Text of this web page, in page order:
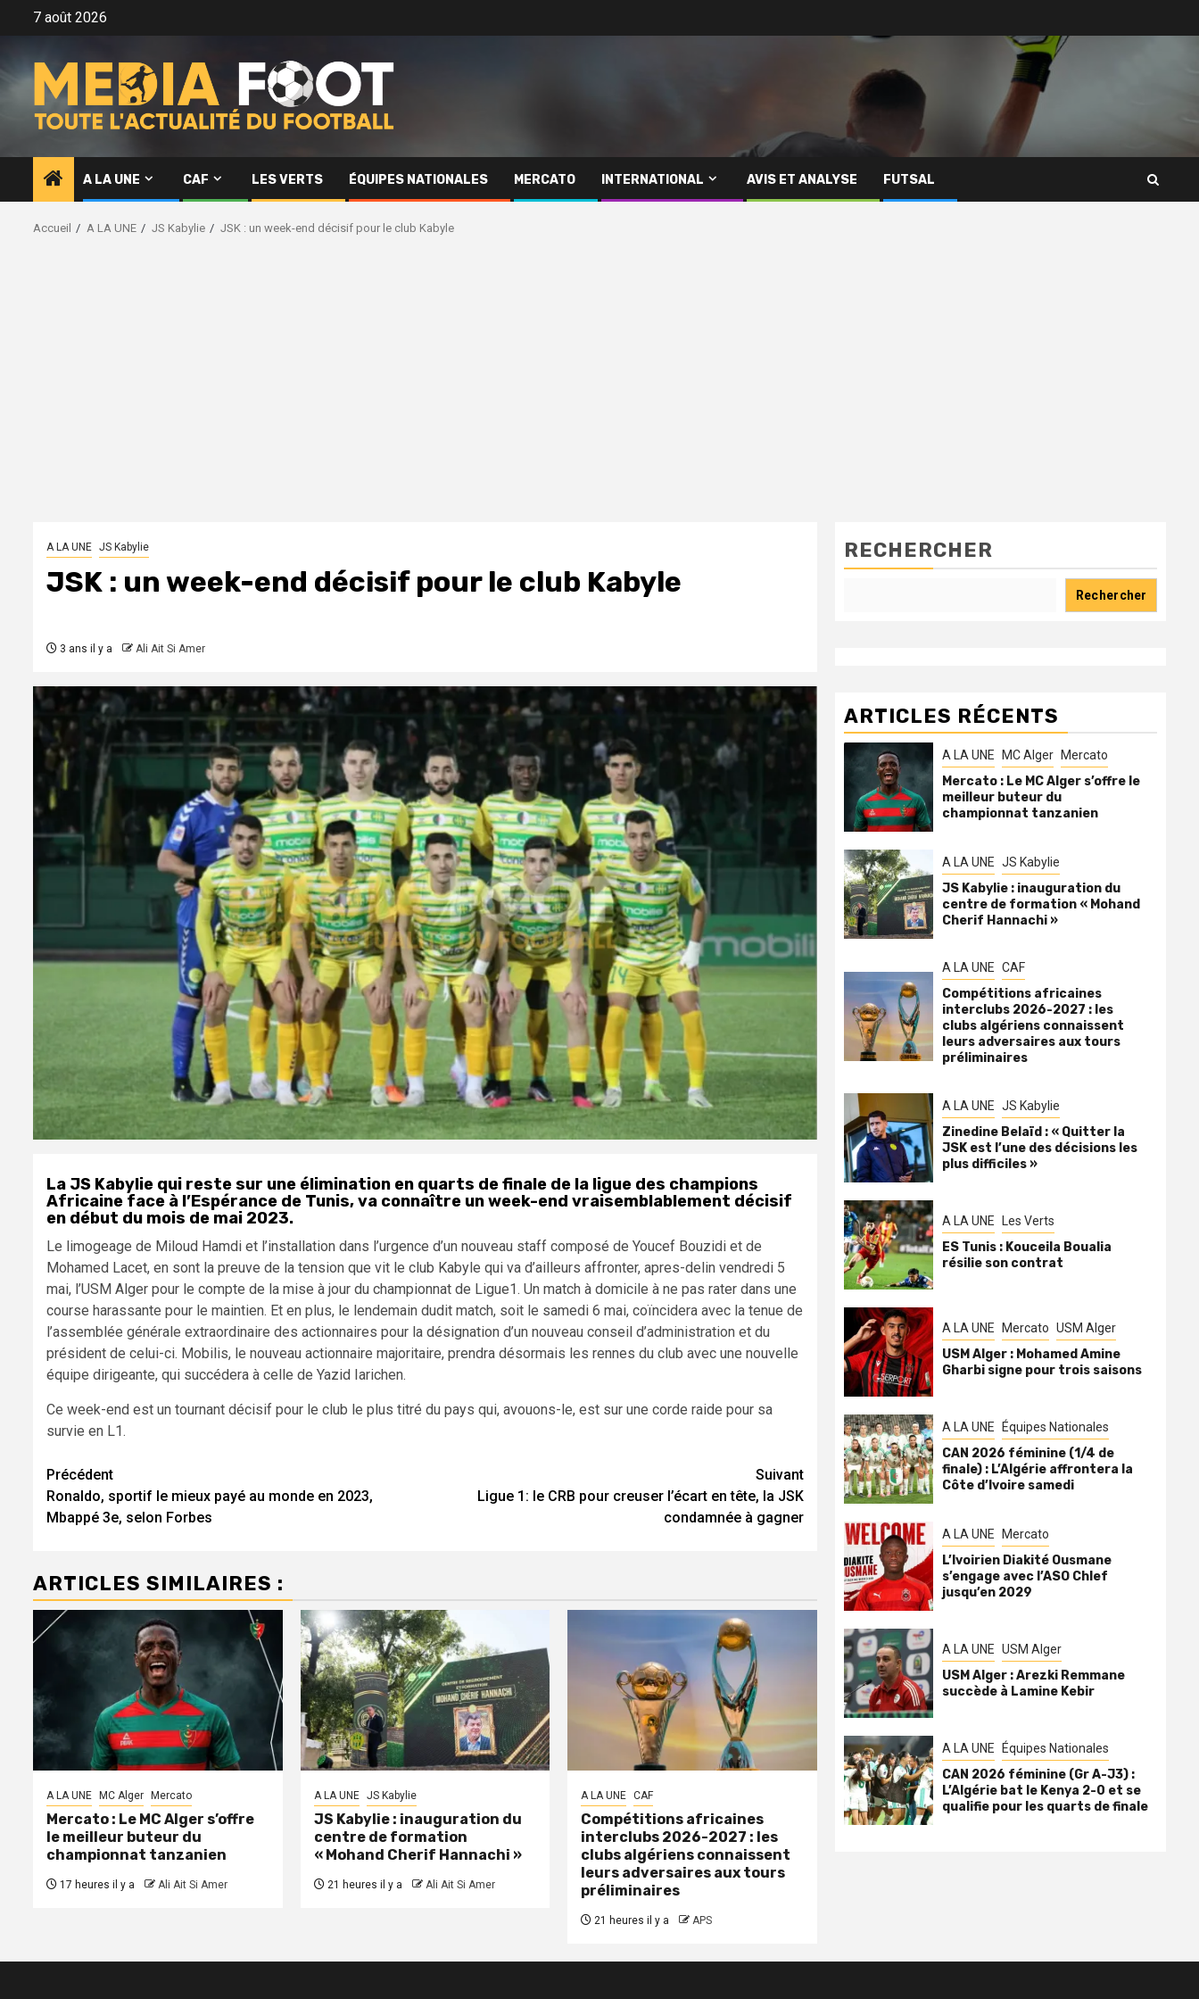
7 août 2026
A LA UNE CAF LES VERTS ÉQUIPES NATIONALES MERCATO INTERNATIONAL AVIS ET ANALYSE FUTSAL
Accueil A LA UNE JS Kabylie JSK : un week-end décisif pour le club Kabyle
A LA UNE JS Kabylie
JSK : un week-end décisif pour le club Kabyle
3 ans il y a Ali Ait Si Amer
La JS Kabylie qui reste sur une élimination en quarts de finale de la ligue des champions
Africaine face à l’Espérance de Tunis, va connaître un week-end vraisemblablement décisif
en début du mois de mai 2023.
Le limogeage de Miloud Hamdi et l’installation dans l’urgence d’un nouveau staff composé de Youcef Bouzidi et de
Mohamed Lacet, en sont la preuve de la tension que vit le club Kabyle qui va d’ailleurs affronter, apres-delin vendredi 5
mai, l’USM Alger pour le compte de la mise à jour du championnat de Ligue1. Un match à domicile à ne pas rater dans une
course harassante pour le maintien. Et en plus, le lendemain dudit match, soit le samedi 6 mai, coïncidera avec la tenue de
l’assemblée générale extraordinaire des actionnaires pour la désignation d’un nouveau conseil d’administration et du
président de celui-ci. Mobilis, le nouveau actionnaire majoritaire, prendra désormais les rennes du club avec une nouvelle
équipe dirigeante, qui succédera à celle de Yazid Iarichen.
Ce week-end est un tournant décisif pour le club le plus titré du pays qui, avouons-le, est sur une corde raide pour sa
survie en L1.
Navigation
d’article
Précédent
Ronaldo, sportif le mieux payé au monde en 2023,
Mbappé 3e, selon Forbes
Suivant
Ligue 1: le CRB pour creuser l’écart en tête, la JSK
condamnée à gagner
ARTICLES SIMILAIRES :
A LA UNE MC Alger Mercato
Mercato : Le MC Alger s’offre
le meilleur buteur du
championnat tanzanien
17 heures il y a Ali Ait Si Amer
A LA UNE JS Kabylie
JS Kabylie : inauguration du
centre de formation
« Mohand Cherif Hannachi »
21 heures il y a Ali Ait Si Amer
A LA UNE CAF
Compétitions africaines
interclubs 2026-2027 : les
clubs algériens connaissent
leurs adversaires aux tours
préliminaires
21 heures il y a APS
RECHERCHER
Rechercher
ARTICLES RÉCENTS
A LA UNE MC Alger Mercato
Mercato : Le MC Alger s’offre le
meilleur buteur du
championnat tanzanien
A LA UNE JS Kabylie
JS Kabylie : inauguration du
centre de formation « Mohand
Cherif Hannachi »
A LA UNE CAF
Compétitions africaines
interclubs 2026-2027 : les
clubs algériens connaissent
leurs adversaires aux tours
préliminaires
A LA UNE JS Kabylie
Zinedine Belaïd : « Quitter la
JSK est l’une des décisions les
plus difficiles »
A LA UNE Les Verts
ES Tunis : Kouceila Boualia
résilie son contrat
A LA UNE Mercato USM Alger
USM Alger : Mohamed Amine
Gharbi signe pour trois saisons
A LA UNE Équipes Nationales
CAN 2026 féminine (1/4 de
finale) : L’Algérie affrontera la
Côte d’Ivoire samedi
A LA UNE Mercato
L’Ivoirien Diakité Ousmane
s’engage avec l’ASO Chlef
jusqu’en 2029
A LA UNE USM Alger
USM Alger : Arezki Remmane
succède à Lamine Kebir
A LA UNE Équipes Nationales
CAN 2026 féminine (Gr A-J3) :
L’Algérie bat le Kenya 2-0 et se
qualifie pour les quarts de finale